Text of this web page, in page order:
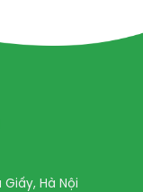
Giấy, Hà Nội